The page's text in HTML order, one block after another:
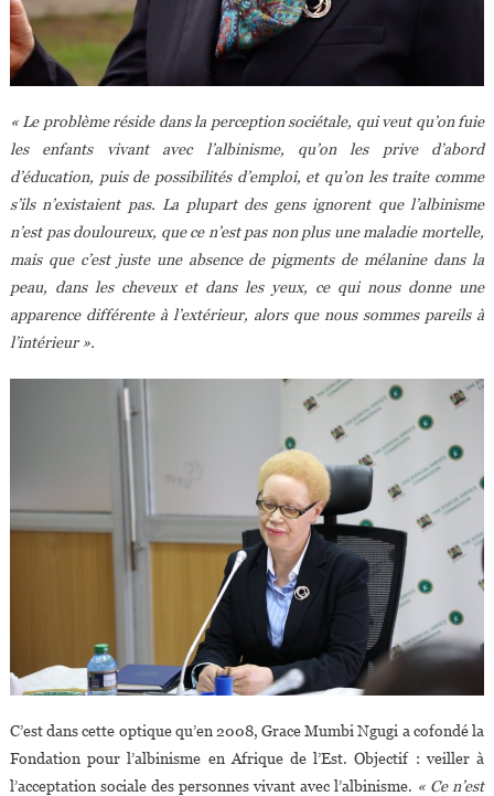
« Le problème réside dans la perception sociétale, qui veut qu’on fuie
les enfants vivant avec l’albinisme, qu’on les prive d’abord
d’éducation, puis de possibilités d’emploi, et qu’on les traite comme
s’ils n’existaient pas. La plupart des gens ignorent que l’albinisme
n’est pas douloureux, que ce n’est pas non plus une maladie mortelle,
mais que c’est juste une absence de pigments de mélanine dans la
peau, dans les cheveux et dans les yeux, ce qui nous donne une
apparence différente à l’extérieur, alors que nous sommes pareils à
l’intérieur ».
C’est dans cette optique qu’en 2008, Grace Mumbi Ngugi a cofondé la
Fondation pour l’albinisme en Afrique de l’Est. Objectif : veiller à
l’acceptation sociale des personnes vivant avec l’albinisme. « Ce n’est